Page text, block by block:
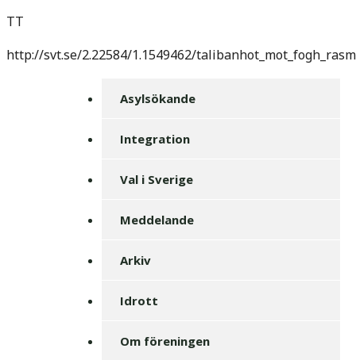
TT
http://svt.se/2.22584/1.1549462/
Asylsökande
Integration
Val i Sverige
Meddelande
Arkiv
Idrott
Om föreningen